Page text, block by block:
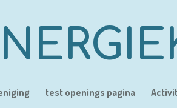
test openings pagina